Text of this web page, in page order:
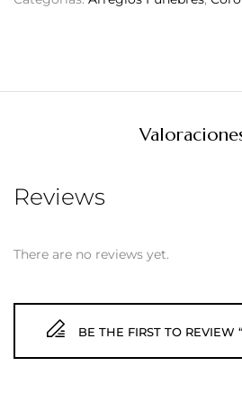
Reviews
There are no reviews yet.
BE THE FIRST TO REVIEW